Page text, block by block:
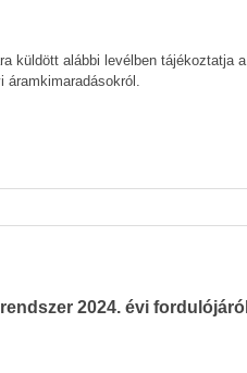
küldött alábbi levélben tájékoztatja a
áramkimaradásokról.
2024. évi fordulójáról